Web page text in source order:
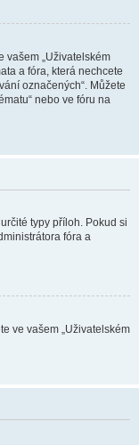
vašem „Uživatelském
a fóra, která nechcete
označených“. Můžete
nebo ve fóru na
typy příloh. Pokud si
fóra a
ve vašem „Uživatelském